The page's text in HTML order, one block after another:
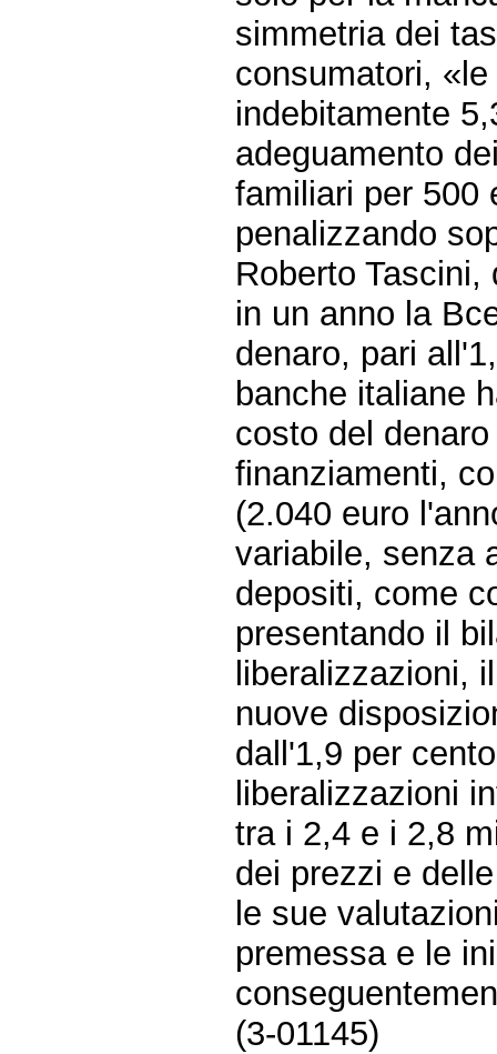
simmetria dei
consumatori,
indebitamente
adeguamento
familiari per 500
penalizzando
Roberto
in un anno la
denaro, pari
banche italiane
costo del
finanziamenti,
(2.040 euro
variabile, senza
depositi, come
presentando il
liberalizzazioni,
nuove
dall'1,9 per
liberalizzazioni
tra i 2,4 e i 2,8
dei prezzi e
le sue
premessa e le
(3-01145)